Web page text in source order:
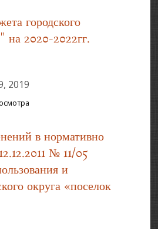
И 2021 Годов"
городского
на 2020-2022гг.
2019
Бюджета Городского "поселок
в нормативно
№ 11/05
и
округа «поселок